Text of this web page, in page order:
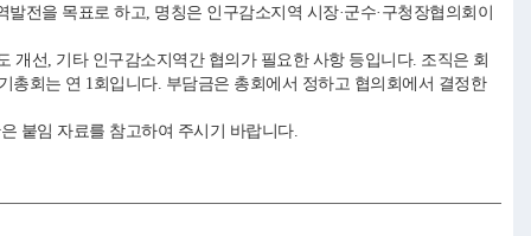
전을 목표로 하고, 명칭은 인구감소지역 시장·군수·구청장협의회이
개선, 기타 인구감소지역간 협의가 필요한 사항 등입니다. 조직은 회
총회는 연 1회입니다. 부담금은 총회에서 정하고 협의회에서 결정한
붙임 자료를 참고하여 주시기 바랍니다.